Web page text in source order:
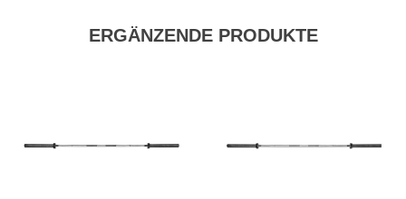
ERGÄNZENDE PRODUKTE